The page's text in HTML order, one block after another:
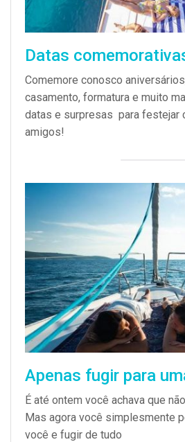
Datas
Comemore conosco
casamento, formatura e muito
datas e surpresas para festejar
amigos!
Apenas fugir para
É até ontem você achava que
Mas agora você simplesmente
você e fugir de tudo